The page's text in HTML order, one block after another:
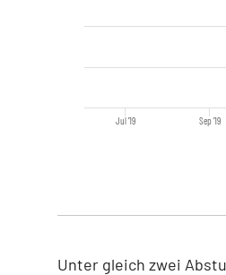
Jul '19 Sep '19
Unter gleich zwei